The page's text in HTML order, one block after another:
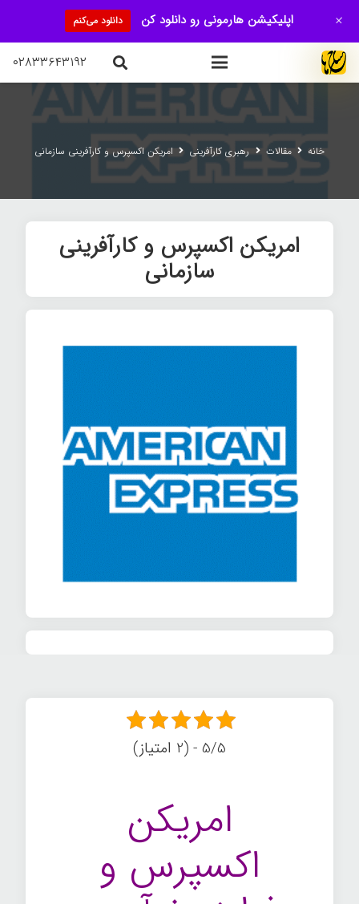
۰۲۸۳۳۶۴۳۱۹۲
خانه مقالات رهبری کارآفرینی امريكن اکسپرس و کارآفرینی سازمانی
امريكن اکسپرس و کارآفرینی
سازمانی
5/5 - (2 امتیاز)
امریکن
اکسپرس و
اپلیکیشن هارمونی رو دانلود کن دانلود می‌کنم +